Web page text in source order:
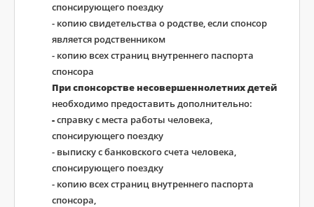
спонсирующего поездку
- копию свидетельства о родстве, если спонсор
является родственником
- копию всех страниц внутреннего паспорта
спонсора
При спонсорстве несовершеннолетних детей
необходимо предоставить дополнительно:
-справку с места работы человека,
спонсирующего поездку
- выписку с банковского счета человека,
спонсирующего поездку
- копию всех страниц внутреннего паспорта
спонсора,